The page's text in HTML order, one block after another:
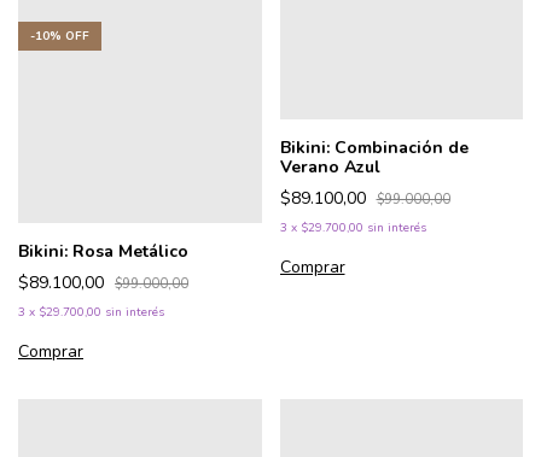
-10% OFF
Bikini: Rosa Metálico
$89.100,00 $99.000,00
3 x $29.700,00 sin interés
Comprar
Bikini: Combinación de
Verano Azul
$89.100,00 $99.000,00
3 x $29.700,00 sin interés
Comprar